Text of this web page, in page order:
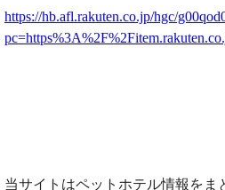
https://hb.afl.rakuten.co.jp/hgc/
当サイトはペットホテル情報をま